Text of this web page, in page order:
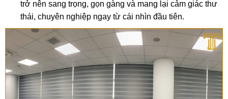
trở nên sang trọng, gọn gàng và mang lại cảm giác thư
thái, chuyên nghiệp ngay từ cái nhìn đầu tiên.